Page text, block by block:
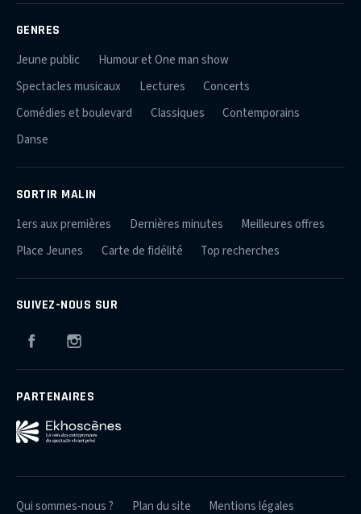
GENRES
Jeune public
Humour et One man show
Spectacles musicaux
Lectures
Concerts
Comédies et boulevard
Classiques
Contemporains
Danse
SORTIR MALIN
1ers aux premières Dernières minutes
Meilleures offres
Place Jeunes
Carte de fidélité Top recherches
SUIVEZ-NOUS SUR
Facebook
PARTENAIRES
Qui sommes-nous ? Plan du site Mentions légales